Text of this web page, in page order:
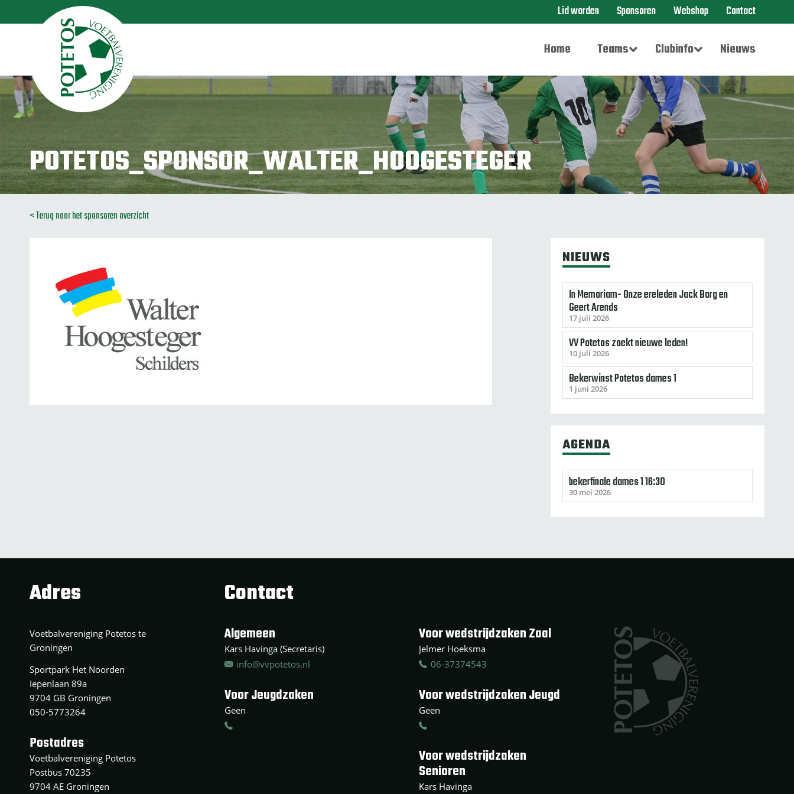
Lid worden Sponsoren Webshop Contact
Home Teams Clubinfo Nieuws
POTETOS_SPONSOR_WALTER_HOOGESTEGER
< Terug naar het sponsoren overzicht
NIEUWS
In Memoriam- Onze ereleden Jack Borg en
Geert Arends
17 juli 2026
VV Potetos zoekt nieuwe leden!
10 juli 2026
Bekerwinst Potetos dames 1
1 juni 2026
AGENDA
bekerfinale dames 1 16:30
30 mei 2026
Adres
Voetbalvereniging Potetos te
Groningen
Sportpark Het Noorden
Iepenlaan 89a
9704 GB Groningen
050-5773264
Postadres
Voetbalvereniging Potetos
Postbus 70235
9704 AE Groningen
Contact
Algemeen
Kars Havinga (Secretaris)
info@vvpotetos.nl
Voor Jeugdzaken
Geen
Voor wedstrijdzaken Zaal
Jelmer Hoeksma
06-37374543
Voor wedstrijdzaken Jeugd
Geen
Voor wedstrijdzaken
Senioren
Kars Havinga